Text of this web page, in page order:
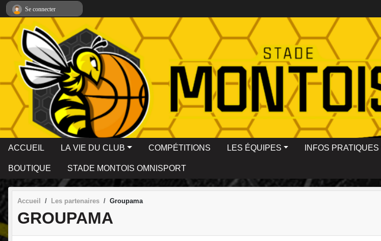
ACCUEIL LA VIE DU CLUB COMPÉTITIONS LES ÉQUIPES INFOS PRATIQUES
BOUTIQUE STADE MONTOIS OMNISPORT
Accueil Les partenaires Groupama
GROUPAMA
Se connecter
Panneau de gestion des cookies